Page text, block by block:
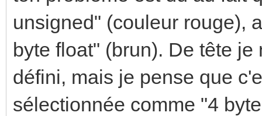
unsigned" (couleur rouge),
byte float" (brun). De tête
défini, mais je pense que
sélectionnée comme "4